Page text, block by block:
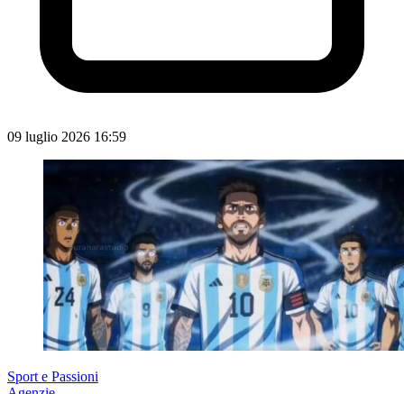
09 luglio 2026 16:59
Sport e Passioni